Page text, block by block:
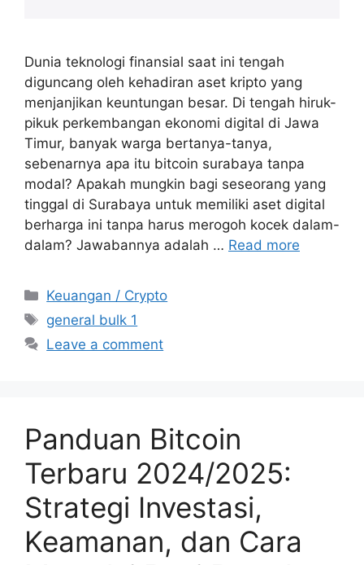
Dunia teknologi finansial saat ini tengah
diguncang oleh kehadiran aset kripto yang
menjanjikan keuntungan besar. Di tengah hiruk-
pikuk perkembangan ekonomi digital di Jawa
Timur, banyak warga bertanya-tanya,
sebenarnya apa itu bitcoin surabaya tanpa
modal? Apakah mungkin bagi seseorang yang
tinggal di Surabaya untuk memiliki aset digital
berharga ini tanpa harus merogoh kocek dalam-
dalam? Jawabannya adalah … Read more
Categories
Keuangan / Crypto
Tags
general bulk 1
Leave a comment
Panduan Bitcoin
Terbaru 2024/2025:
Strategi Investasi,
Keamanan, dan Cara